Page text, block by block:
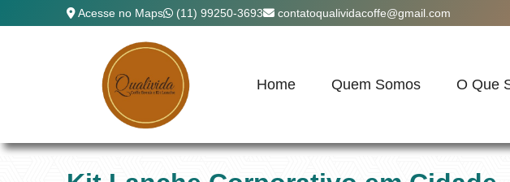
Acesse no Maps (11) 99250-3693 contatoqualividacoffe@gmail.com
Home Quem Somos O Que